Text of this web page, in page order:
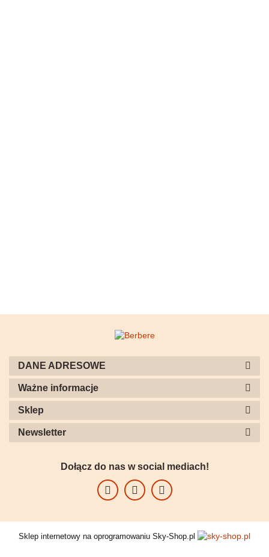
DANE ADRESOWE
Ważne informacje
Sklep
Newsletter
Dołącz do nas w social mediach!
Sklep internetowy na oprogramowaniu Sky-Shop.pl